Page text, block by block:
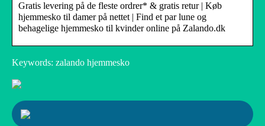
Gratis levering på de fleste ordrer* & gratis retur | Køb
hjemmesko til damer på nettet | Find et par lune og
behagelige hjemmesko til kvinder online på Zalando.dk
Keywords: zalando hjemmesko